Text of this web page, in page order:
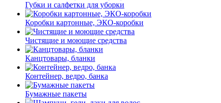
Губки и салфетки для уборки
Коробки картонные, ЭКО-коробки
Чистящие и моющие средства
Канцтовары, бланки
Контейнер, ведро, банка
Бумажные пакеты